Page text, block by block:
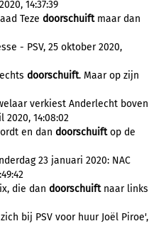
14:37:39
Teze doorschuiftmaar dan
- PSV, 25 oktober 2020,
doorschuift. Maar op zijn
verkiest Anderlecht boven
2020, 14:08:02
en dan doorschuiftop de
23 januari 2020: NAC
die dan doorschuiftnaar links
bij PSV voor huur Joël Piroe',